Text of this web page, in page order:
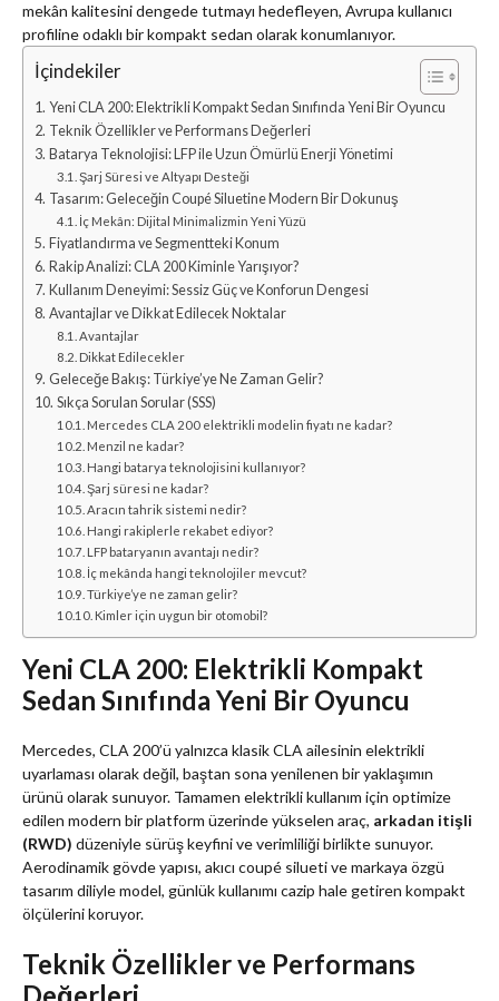
mekân kalitesini dengede tutmayı hedefleyen, Avrupa kullanıcı
profiline odaklı bir kompakt sedan olarak konumlanıyor.
İçindekiler
Yeni CLA 200: Elektrikli Kompakt Sedan Sınıfında Yeni Bir Oyuncu
Teknik Özellikler ve Performans Değerleri
Batarya Teknolojisi: LFP ile Uzun Ömürlü Enerji Yönetimi
Şarj Süresi ve Altyapı Desteği
Tasarım: Geleceğin Coupé Siluetine Modern Bir Dokunuş
İç Mekân: Dijital Minimalizmin Yeni Yüzü
Fiyatlandırma ve Segmentteki Konum
Rakip Analizi: CLA 200 Kiminle Yarışıyor?
Kullanım Deneyimi: Sessiz Güç ve Konforun Dengesi
Avantajlar ve Dikkat Edilecek Noktalar
Avantajlar
Dikkat Edilecekler
Geleceğe Bakış: Türkiye’ye Ne Zaman Gelir?
Sıkça Sorulan Sorular (SSS)
Mercedes CLA 200 elektrikli modelin fiyatı ne kadar?
Menzil ne kadar?
Hangi batarya teknolojisini kullanıyor?
Şarj süresi ne kadar?
Aracın tahrik sistemi nedir?
Hangi rakiplerle rekabet ediyor?
LFP bataryanın avantajı nedir?
İç mekânda hangi teknolojiler mevcut?
Türkiye’ye ne zaman gelir?
Kimler için uygun bir otomobil?
Yeni CLA 200: Elektrikli Kompakt
Sedan Sınıfında Yeni Bir Oyuncu
Mercedes, CLA 200’ü yalnızca klasik CLA ailesinin elektrikli
uyarlaması olarak değil, baştan sona yenilenen bir yaklaşımın
ürünü olarak sunuyor. Tamamen elektrikli kullanım için optimize
edilen modern bir platform üzerinde yükselen araç, arkadan itişli
(RWD) düzeniyle sürüş keyfini ve verimliliği birlikte sunuyor.
Aerodinamik gövde yapısı, akıcı coupé silueti ve markaya özgü
tasarım diliyle model, günlük kullanımı cazip hale getiren kompakt
ölçülerini koruyor.
Teknik Özellikler ve Performans